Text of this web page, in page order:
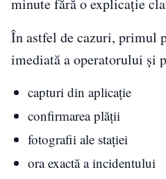
În astfel de cazuri, primul
imediată a operatorului și
capturi din aplicație
confirmarea plății
fotografii ale stației
ora exactă a incidentului